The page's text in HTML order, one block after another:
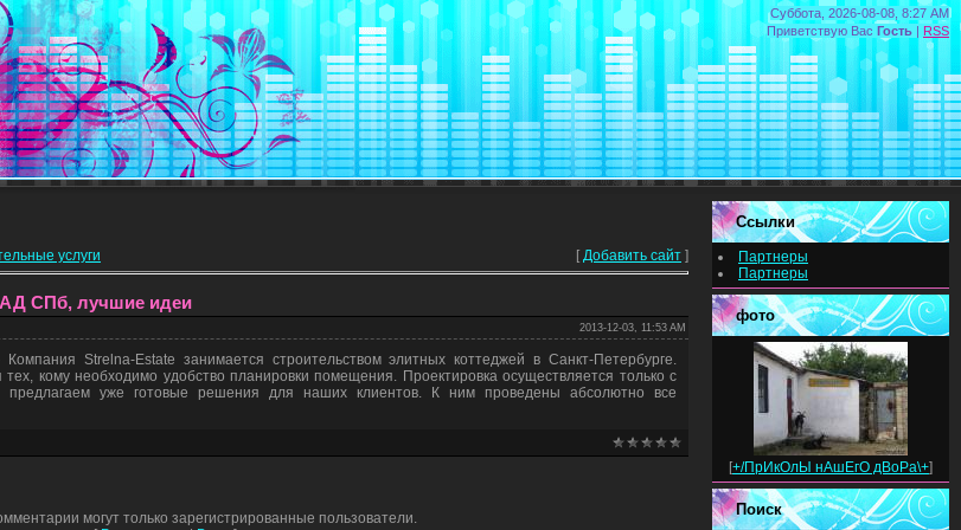
Суббота, 2026-08-08, 8:27 AM
Приветствую Вас Гость | RSS
услуги [ Добавить сайт ]
СПб, лучшие идеи
2013-12-03, 11:53 AM
Компания Strelna-Estate занимается строительством элитных коттеджей в Санкт-Петербурге.
кому необходимо удобство планировки помещения. Проектировка осуществляется только с
предлагаем уже готовые решения для наших клиентов. К ним проведены абсолютно все
могут только зарегистрированные пользователи.
Ссылки
Партнеры
Партнеры
фото
[+/ПрИкОлЫ нАшЕгО дВоРа\+]
Поиск